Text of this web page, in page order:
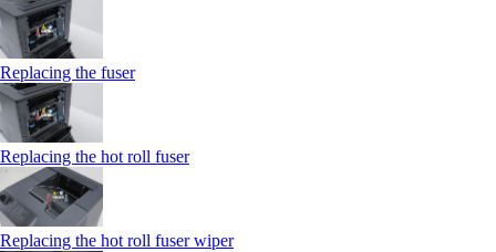
Replacing the fuser
Replacing the hot roll fuser
Replacing the hot roll fuser wiper